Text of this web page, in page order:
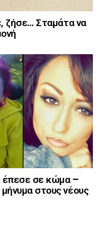
ζήσε… Σταμάτα να
έπεσε σε κώμα –
στους νέους